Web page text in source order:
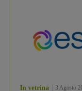
In vetrina 3 Agosto